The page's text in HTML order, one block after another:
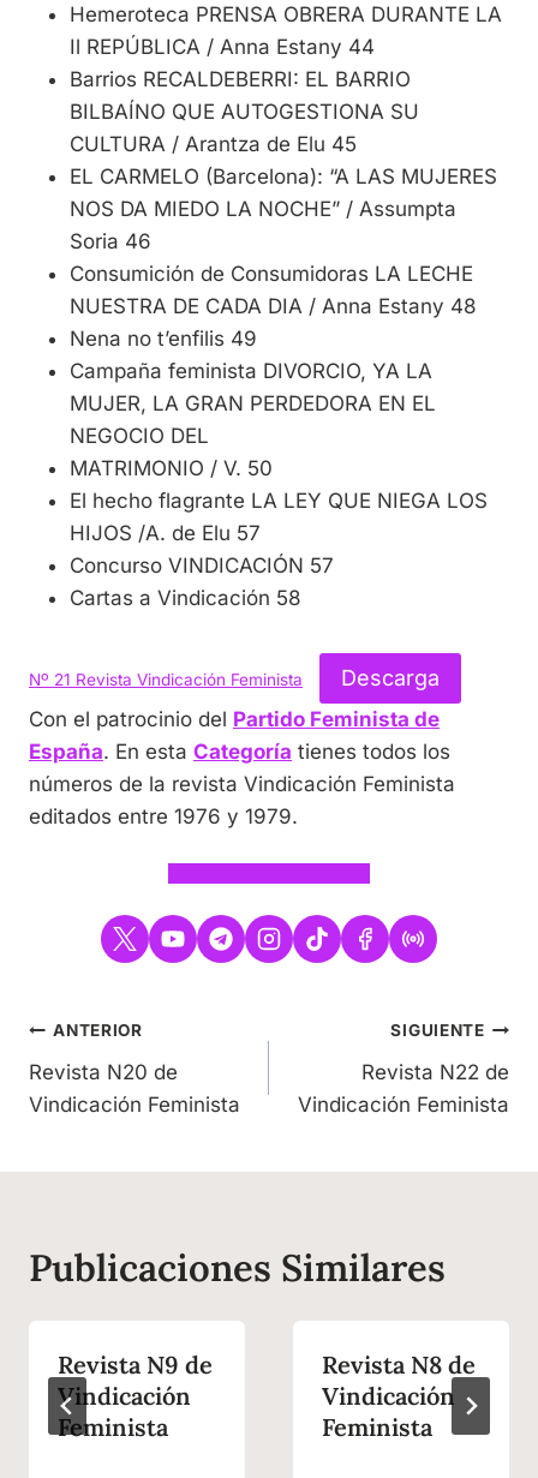
Hemeroteca PRENSA OBRERA DURANTE LA
Il REPÚBLICA / Anna Estany 44
Barrios RECALDEBERRI: EL BARRIO
BILBAÍNO QUE AUTOGESTIONA SU
CULTURA / Arantza de Elu 45
EL CARMELO (Barcelona): “A LAS MUJERES
NOS DA MIEDO LA NOCHE” / Assumpta
Soria 46
Consumición de Consumidoras LA LECHE
NUESTRA DE CADA DIA / Anna Estany 48
Nena no t’enfilis 49
Campaña feminista DIVORCIO, YA LA
MUJER, LA GRAN PERDEDORA EN EL
NEGOCIO DEL
MATRIMONIO / V. 50
El hecho flagrante LA LEY QUE NIEGA LOS
HIJOS /A. de Elu 57
Concurso VINDICACIÓN 57
Cartas a Vindicación 58
Nº 21 Revista Vindicación Feminista Descarga
Con el patrocinio del Partido Feminista de
España. En esta Categoría tienes todos los
números de la revista Vindicación Feminista
editados entre 1976 y 1979.
Navegación
de
ANTERIOR
Revista N20 de
Vindicación Feminista
SIGUIENTE
Revista N22 de
Vindicación Feminista
Publicaciones Similares
Revista N9 de
Vindicación
Feminista
Revista N8 de
Vindicación
Feminista